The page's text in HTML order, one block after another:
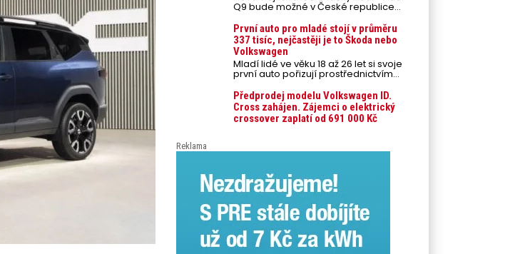
urychlit stárnutí baterií, poškodit
případech i zvýšit riziko požáru.
Q9 bude možné v České republice
objednávat od prvního srpnového
týdne 2026, kde budou oznámeny
také české ceny.
První auto pro mladé stojí v průměru
337 tisíc, nejčastěji je to Škoda nebo
Volkswagen
Mladí lidé ve věku 18 až 26 let si svoje
první auto pořizují prostřednictvím
úvěrového financování jako ojeté. Je
to tak u 93,3 % lidí, jen 6,7 % si pořídí
nové auto. Průměrná pořizovací
cena vozu dosahuje 337 tisíc korun a
průměrná financovaná částka
posledních 10 let (2016–2026).
Předprodej modelu Volkswagen ID.
Cross zahájen. Zájemci o elektrický
crossover zaplatí od 691 000 Kč
Reklama